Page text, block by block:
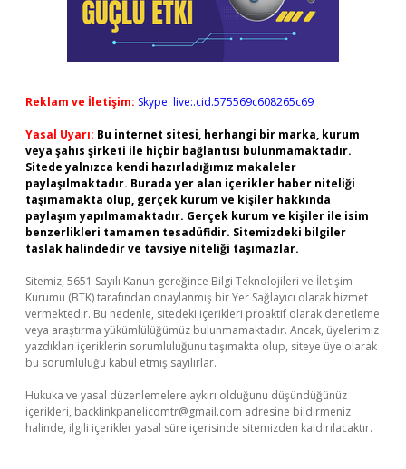
Reklam ve İletişim: Skype: live:.cid.575569c608265c69
Yasal Uyarı: Bu internet sitesi, herhangi bir marka, kurum
veya şahıs şirketi ile hiçbir bağlantısı bulunmamaktadır.
Sitede yalnızca kendi hazırladığımız makaleler
paylaşılmaktadır. Burada yer alan içerikler haber niteliği
taşımamakta olup, gerçek kurum ve kişiler hakkında
paylaşım yapılmamaktadır. Gerçek kurum ve kişiler ile isim
benzerlikleri tamamen tesadüfidir. Sitemizdeki bilgiler
taslak halindedir ve tavsiye niteliği taşımazlar.
Sitemiz, 5651 Sayılı Kanun gereğince Bilgi Teknolojileri ve İletişim
Kurumu (BTK) tarafından onaylanmış bir Yer Sağlayıcı olarak hizmet
vermektedir. Bu nedenle, sitedeki içerikleri proaktif olarak denetleme
veya araştırma yükümlülüğümüz bulunmamaktadır. Ancak, üyelerimiz
yazdıkları içeriklerin sorumluluğunu taşımakta olup, siteye üye olarak
bu sorumluluğu kabul etmiş sayılırlar.
Hukuka ve yasal düzenlemelere aykırı olduğunu düşündüğünüz
içerikleri, backlinkpanelicomtr@gmail.com adresine bildirmeniz
halinde, ilgili içerikler yasal süre içerisinde sitemizden kaldırılacaktır.